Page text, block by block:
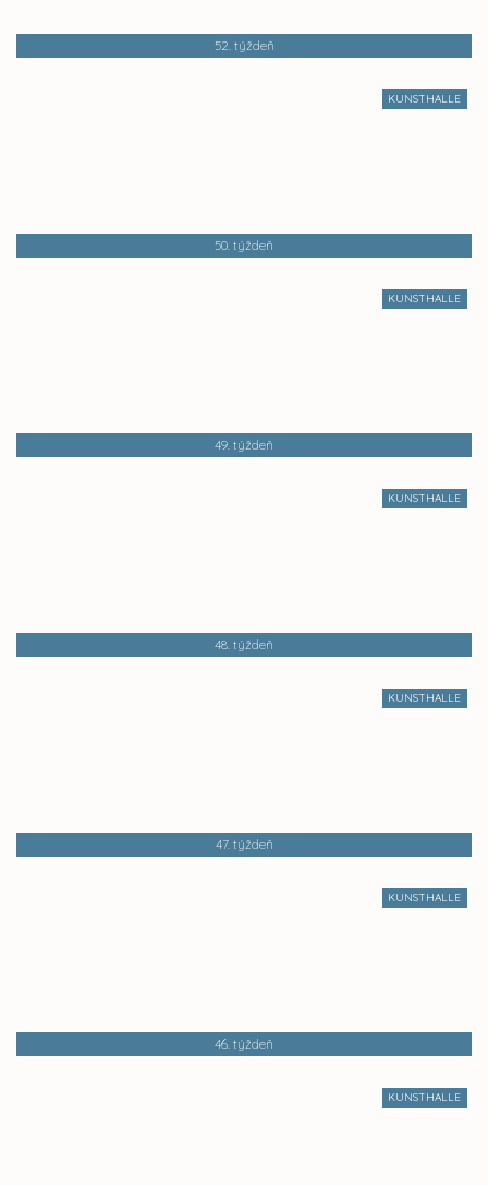
52. týždeň
KUNSTHALLE
50. týždeň
KUNSTHALLE
49. týždeň
KUNSTHALLE
48. týždeň
KUNSTHALLE
47. týždeň
KUNSTHALLE
46. týždeň
KUNSTHALLE